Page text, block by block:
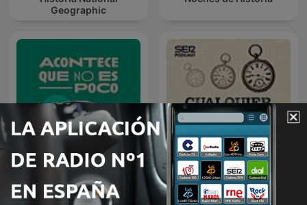
Geographic
Acontece que no es poco
con Nieves Concostrina
Cualquier tiempo pasado
fue anterior